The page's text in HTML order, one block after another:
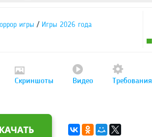
игры / Игры 2026 года
Скриншоты Видео Требования